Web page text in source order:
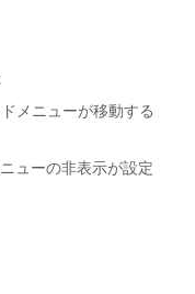
メニューが移動する
ューの非表示が設定